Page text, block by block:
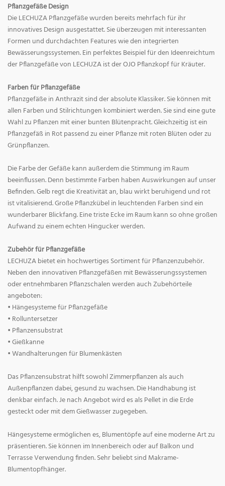
Pflanzgefäße Design
Die LECHUZA Pflanzgefäße wurden bereits mehrfach für ihr
innovatives Design ausgestattet. Sie überzeugen mit interessanten
Formen und durchdachten Features wie den integrierten
Bewässerungssystemen. Ein perfektes Beispiel für den Ideenreichtum
der Pflanzgefäße von LECHUZA ist der OJO Pflanzkopf für Kräuter.
Farben für Pflanzgefäße
Pflanzgefäße in Anthrazit sind der absolute Klassiker. Sie können mit
allen Farben und Stilrichtungen kombiniert werden. Sie sind eine gute
Wahl zu Pflanzen mit einer bunten Blütenpracht. Gleichzeitig ist ein
Pflanzgefäß in Rot passend zu einer Pflanze mit roten Blüten oder zu
Grünpflanzen.
Die Farbe der Gefäße kann außerdem die Stimmung im Raum
beeinflussen. Denn bestimmte Farben haben Auswirkungen auf unser
Befinden. Gelb regt die Kreativität an, blau wirkt beruhigend und rot
ist vitalisierend. Große Pflanzkübel in leuchtenden Farben sind ein
wunderbarer Blickfang. Eine triste Ecke im Raum kann so ohne großen
Aufwand zu einem echten Hingucker werden.
Zubehör für Pflanzgefäße
LECHUZA bietet ein hochwertiges Sortiment für Pflanzenzubehör.
Neben den innovativen Pflanzgefäßen mit Bewässerungssystemen
oder entnehmbaren Pflanzschalen werden auch Zubehörteile
angeboten:
• Hängesysteme für Pflanzgefäße
• Rolluntersetzer
• Pflanzensubstrat
• Gießkanne
• Wandhalterungen für Blumenkästen
Das Pflanzensubstrat hilft sowohl Zimmerpflanzen als auch
Außenpflanzen dabei, gesund zu wachsen. Die Handhabung ist
denkbar einfach. Je nach Angebot wird es als Pellet in die Erde
gesteckt oder mit dem Gießwasser zugegeben.
Hängesysteme ermöglichen es, Blumentöpfe auf eine moderne Art zu
präsentieren. Sie können im Innenbereich oder auf Balkon und
Terrasse Verwendung finden. Sehr beliebt sind Makrame-
Blumentopfhänger.